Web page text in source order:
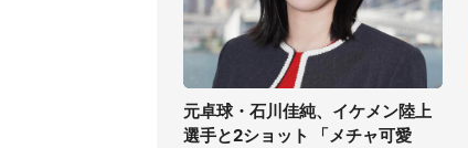
元卓球・石川佳純、イケメン陸上
選手と2ショット 「メチャ可愛